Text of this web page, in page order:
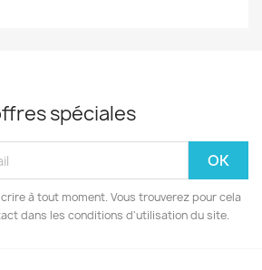
spéciales
à tout moment. Vous trouverez pour cela
dans les conditions d'utilisation du site.